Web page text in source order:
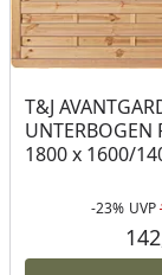
T&J
UNTERBOGEN
1800 x 1600/
-23% UVP